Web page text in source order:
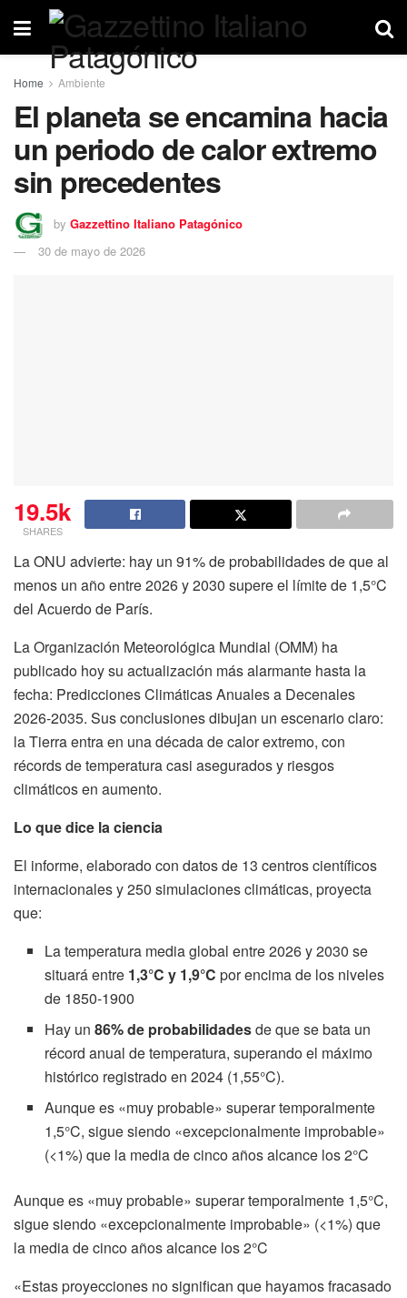
Home Ambiente
El planeta se encamina hacia
un periodo de calor extremo
sin precedentes
by Gazzettino Italiano Patagónico
30 de mayo de 2026
19.5k
SHARES
La ONU advierte: hay un 91% de probabilidades de que al
menos un año entre 2026 y 2030 supere el límite de 1,5°C
del Acuerdo de París.
La Organización Meteorológica Mundial (OMM) ha
publicado hoy su actualización más alarmante hasta la
fecha: Predicciones Climáticas Anuales a Decenales
2026-2035. Sus conclusiones dibujan un escenario claro:
la Tierra entra en una década de calor extremo, con
récords de temperatura casi asegurados y riesgos
climáticos en aumento.
Lo que dice la ciencia
El informe, elaborado con datos de 13 centros científicos
internacionales y 250 simulaciones climáticas, proyecta
que:
La temperatura media global entre 2026 y 2030 se
situará entre 1,3°C y 1,9°C por encima de los niveles
de 1850-1900
Hay un86% de probabilidadesde que se bata un
récord anual de temperatura, superando el máximo
histórico registrado en 2024 (1,55°C).
Aunque es «muy probable» superar temporalmente
1,5°C, sigue siendo «excepcionalmente improbable»
(<1%) que la media de cinco años alcance los 2°C
Aunque es «muy probable» superar temporalmente 1,5°C,
sigue siendo «excepcionalmente improbable» (<1%) que
la media de cinco años alcance los 2°C
«Estas proyecciones no significan que hayamos fracasado